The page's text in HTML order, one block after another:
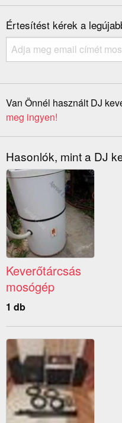
Értesítést kérek a
Van Önnél használt DJ
meg ingyen!
Hasonlók, mint a DJ
Keverőtárcsás
mosógép
1 db